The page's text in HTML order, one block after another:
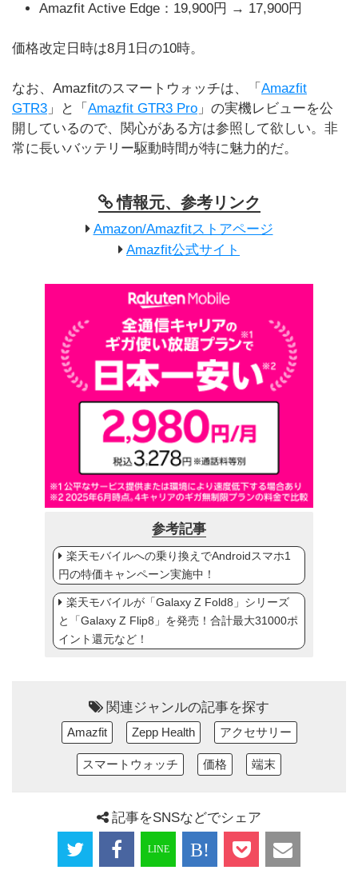
Amazfit Active Edge：19,900円 → 17,900円
価格改定日時は8月1日の10時。
なお、Amazfitのスマートウォッチは、「 Amazfit
GTR3 」と「 Amazfit GTR3 Pro 」の実機レビューを公
開しているので、関心がある方は参照して欲しい。非
常に長いバッテリー駆動時間が特に魅力的だ。
情報元、参考リンク
Amazon/Amazfitストアページ
Amazfit公式サイト
参考記事
楽天モバイルへの乗り換えでAndroidスマホ1
円の特価キャンペーン実施中！
楽天モバイルが「Galaxy Z Fold8」シリーズ
と「Galaxy Z Flip8」を発売！合計最大31000ポ
イント還元など！
関連ジャンルの記事を探す
Amazfit Zepp Health アクセサリー
スマートウォッチ 価格 端末
記事をSNSなどでシェア